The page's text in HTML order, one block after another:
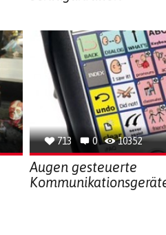
713 0 10352
Augen gesteuerte